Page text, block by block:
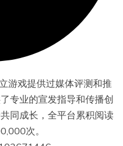
游戏提供过媒体评测和推
专业的宣发指导和传播创
同成长，全平台累积阅读
次。